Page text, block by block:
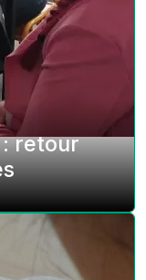
retour